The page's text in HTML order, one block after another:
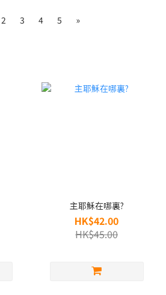
2 3 4 5 »
主耶穌在哪裏?
HK$42.00
HK$45.00